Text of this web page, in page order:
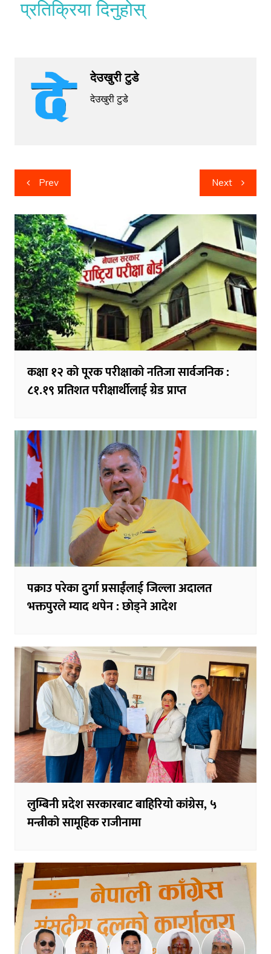
प्रतिक्रिया दिनुहोस्
देउखुरी टुडे
देउखुरी टुडे
Post
navigation
Prev Next
कक्षा १२ को पूरक परीक्षाको नतिजा सार्वजनिक :
८१.१९ प्रतिशत परीक्षार्थीलाई ग्रेड प्राप्त
पक्राउ परेका दुर्गा प्रसाईंलाई जिल्ला अदालत
भक्तपुरले म्याद थपेन : छाेड्ने आदेश
लुम्बिनी प्रदेश सरकारबाट बाहिरियो कांग्रेस, ५
मन्त्रीको सामूहिक राजीनामा